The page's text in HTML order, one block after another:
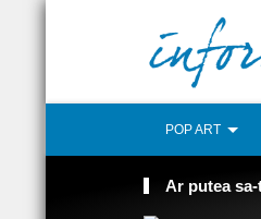
POP ART
Ar putea